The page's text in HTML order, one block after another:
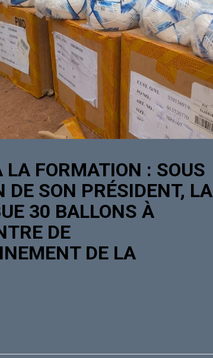
FORMATION : SOUS
DE SON PRÉSIDENT, LA
30 BALLONS À
DE
DE LA